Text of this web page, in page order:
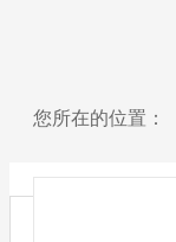
您所在的位置：